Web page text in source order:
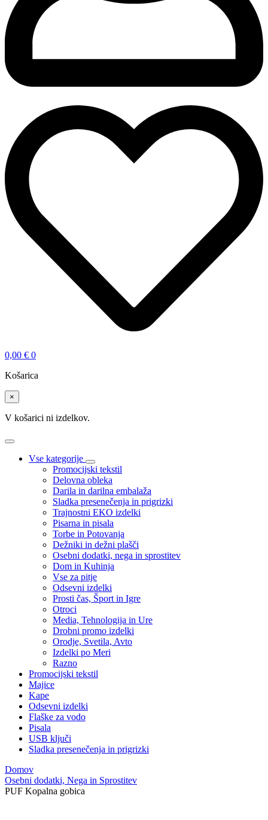
0,00 € 0
Košarica
×
V košarici ni izdelkov.
Vse kategorije
Promocijski tekstil
Delovna obleka
Darila in darilna embalaža
Sladka presenečenja in prigrizki
Trajnostni EKO izdelki
Pisarna in pisala
Torbe in Potovanja
Dežniki in dežni plašči
Osebni dodatki, nega in sprostitev
Dom in Kuhinja
Vse za pitje
Odsevni izdelki
Prosti čas, Šport in Igre
Otroci
Media, Tehnologija in Ure
Drobni promo izdelki
Orodje, Svetila, Avto
Izdelki po Meri
Razno
Promocijski tekstil
Majice
Kape
Odsevni izdelki
Flaške za vodo
Pisala
USB ključi
Sladka presenečenja in prigrizki
Domov
Osebni dodatki, Nega in Sprostitev
PUF Kopalna gobica